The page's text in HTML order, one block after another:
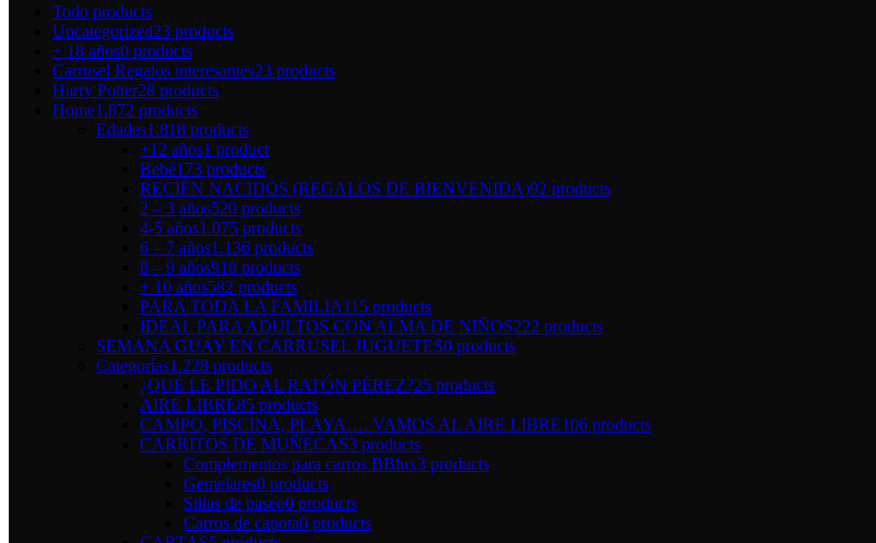
Todo products
Uncategorized23 products
+ 18 años0 products
Carrusel Regalos interesantes23 products
Harry Potter28 products
Home1.872 products
Edades1.818 products
+12 años1 product
Bebé173 products
RECIÉN NACIDOS (REGALOS DE BIENVENIDA)92 products
2 – 3 años520 products
4-5 años1.075 products
6 – 7 años1.136 products
8 – 9 años918 products
+ 10 años582 products
PARA TODA LA FAMILIA115 products
IDEAL PARA ADULTOS CON ALMA DE NIÑOS222 products
SEMANA GUAY EN CARRUSEL JUGUETES0 products
Categorías1.228 products
¿QUÉ LE PIDO AL RATÓN PÉREZ?25 products
AIRE LIBRE85 products
CAMPO, PISCINA, PLAYA…. VAMOS AL AIRE LIBRE106 products
CARRITOS DE MUÑECAS3 products
Complementos para carros BBlux3 products
Gemelares0 products
Sillas de paseo0 products
Carros de capota0 products